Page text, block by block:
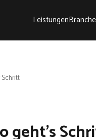
Leistungen
Schritt
geht’s